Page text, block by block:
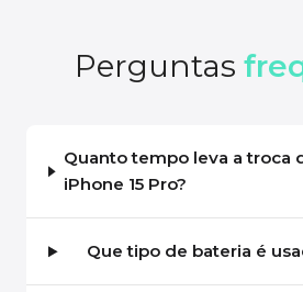
Perguntas
Quanto tempo leva a troca
iPhone 15 Pro?
Que tipo de bateria é